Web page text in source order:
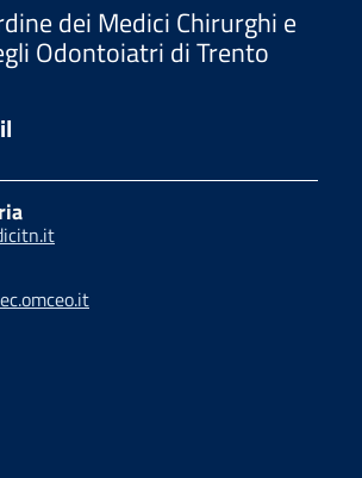
dei Medici Chirurghi e
Odontoiatri di Trento